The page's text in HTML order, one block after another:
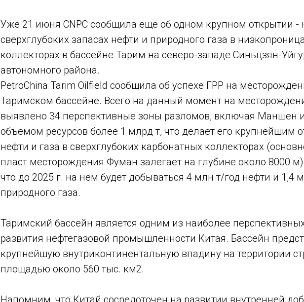
Уже 21 июня CNPC сообщила еще об одном крупном открытии -
сверхглубоких запасах нефти и природного газа в
коллекторах в бассейне Тарим на северо-западе Синьцзян-
автономного района.
PetroChina Tarim Oilfield сообщила об успехе ГРР на
Таримском бассейне. Всего на данный момент на
выявлено 34 перспективные зоны разломов, включая Маншен
объемом ресурсов более 1 млрд т, что делает его крупнейшим
нефти и газа в сверхглубоких карбонатных коллекторах
пласт месторождения Фуман залегает на глубине около 8000
что до 2025 г. на нем будет добываться 4 млн т/год нефти и 1,4
природного газа.
Таримский бассейн является одним из наиболее
развития нефтегазовой промышленности Китая. Бассейн
крупнейшую внутриконтинентальную впадину на территории
площадью около 560 тыс. км2.
Напомним, что Китай сосредоточен на развитии внутренней